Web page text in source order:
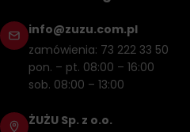
info@zuzu.com.pl
zamówienia: 73 222 33 50
pon. – pt. 08:00 – 16:00
sob. 08:00 – 13:00
ŻUŻU Sp. z o.o.